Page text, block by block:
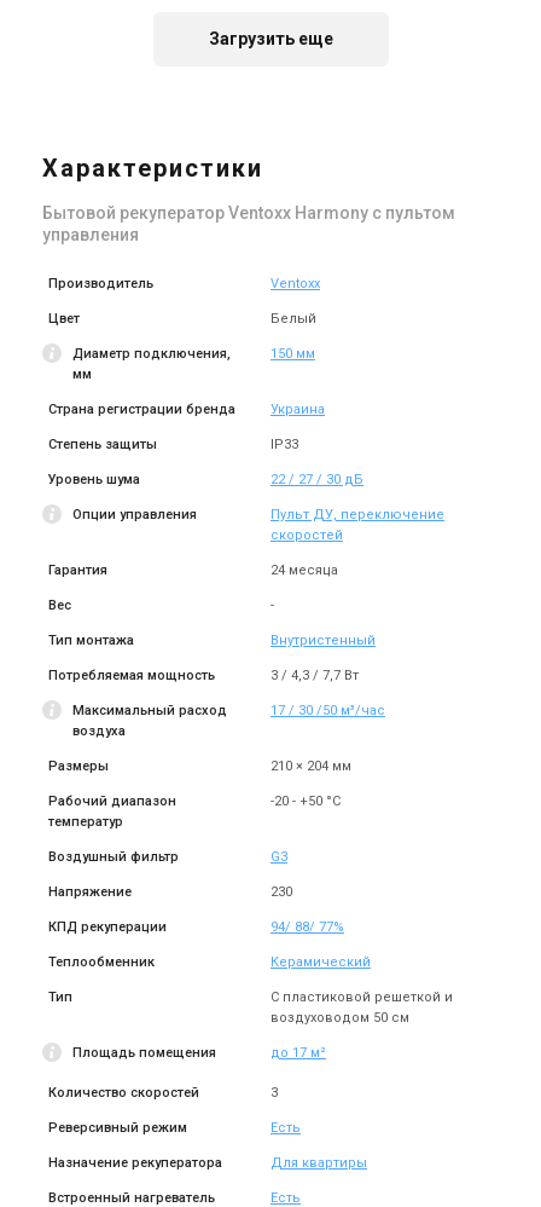
Цена
Купить
Загрузить еще
Характеристики
Бытовой рекуператор Ventoxx Harmony с пультом
управления
Производитель Ventoxx
Цвет Белый
Диаметр подключения,
мм
150 мм
Страна регистрации бренда Украина
Степень защиты IP33
Уровень шума 22 / 27 / 30 дБ
Опции управления
Пульт ДУ, переключение
скоростей
Гарантия 24 месяца
Вес -
Тип монтажа Внутристенный
Потребляемая мощность 3 / 4,3 / 7,7 Вт
Максимальный расход
воздуха
17 / 30 /50 м³/час
Размеры 210 × 204 мм
Рабочий диапазон
температур
-20 - +50 °C
Воздушный фильтр G3
Напряжение 230
КПД рекуперации 94/ 88/ 77%
Теплообменник Керамический
Тип
С пластиковой решеткой и
воздуховодом 50 см
Площадь помещения до 17 м²
Количество скоростей 3
Реверсивный режим Есть
Назначение рекуператора Для квартиры
Встроенный нагреватель Есть